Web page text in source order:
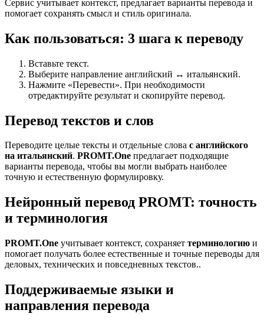
Сервис учитывает контекст, предлагает варианты перевода и
помогает сохранять смысл и стиль оригинала.
Как пользоваться: 3 шага к переводу
Вставьте текст.
Выберите направление английский ↔ итальянский.
Нажмите «Перевести». При необходимости
отредактируйте результат и скопируйте перевод.
Перевод текстов и слов
Переводите целые тексты и отдельные слова с английского
на итальянский. PROMT.One предлагает подходящие
варианты перевода, чтобы вы могли выбрать наиболее
точную и естественную формулировку.
Нейронный перевод PROMT: точность
и терминология
PROMT.One учитывает контекст, сохраняет терминологию и
помогает получать более естественные и точные переводы для
деловых, технических и повседневных текстов..
Поддерживаемые языки и
направления перевода